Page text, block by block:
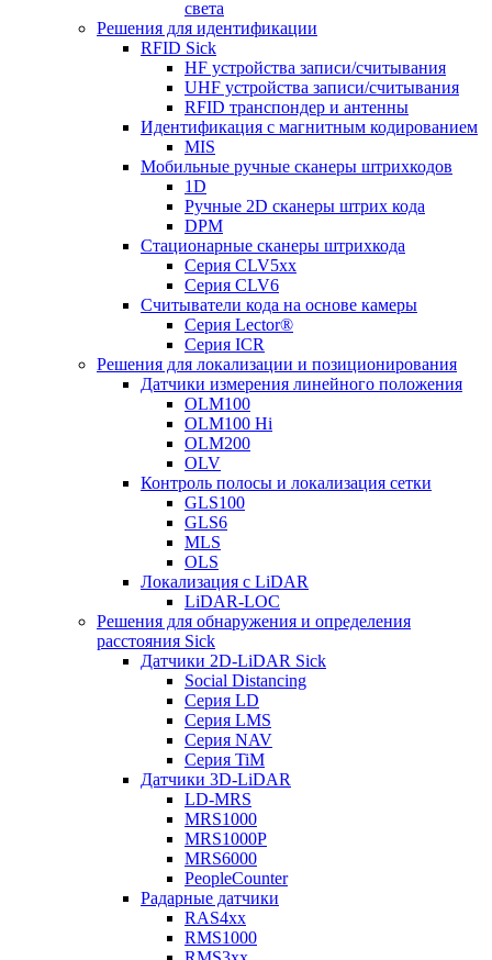
света
Решения для идентификации
RFID Sick
HF устройства записи/считывания
UHF устройства записи/считывания
RFID транспондер и антенны
Идентификация с магнитным кодированием
MIS
Мобильные ручные сканеры штрихкодов
1D
Ручные 2D сканеры штрих кода
DPM
Стационарные сканеры штрихкода
Серия CLV5xx
Серия CLV6
Считыватели кода на основе камеры
Серия Lector®
Серия ICR
Решения для локализации и позиционирования
Датчики измерения линейного положения
OLM100
OLM100 Hi
OLM200
OLV
Контроль полосы и локализация сетки
GLS100
GLS6
MLS
OLS
Локализация с LiDAR
LiDAR-LOC
Решения для обнаружения и определения
расстояния Sick
Датчики 2D-LiDAR Sick
Social Distancing
Серия LD
Серия LMS
Серия NAV
Серия TiM
Датчики 3D-LiDAR
LD-MRS
MRS1000
MRS1000P
MRS6000
PeopleCounter
Радарные датчики
RAS4xx
RMS1000